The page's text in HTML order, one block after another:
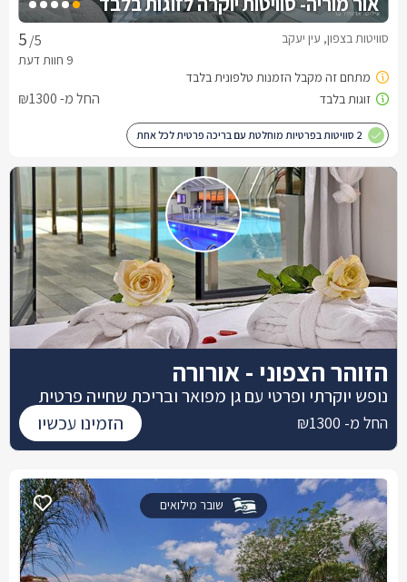
/5 סוויטות בצפון, עין יעקב
החל מ- ₪1300
2 סוויטות בפרטיות מוחלטת עם בריכה פרטית לכל אחת
שובר מילואים
הזוהר הצפוני - אורורה
נופש יוקרתי ופרטי עם גן מפואר ובריכת שחייה פרטית
החל מ- ₪1300 הזמינו עכשיו